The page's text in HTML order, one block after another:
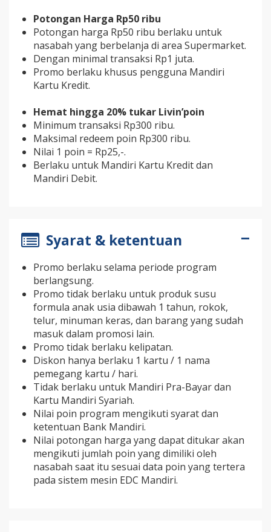
Potongan Harga Rp50 ribu
Potongan harga Rp50 ribu berlaku untuk
nasabah yang berbelanja di area Supermarket.
Dengan minimal transaksi Rp1 juta.
Promo berlaku khusus pengguna Mandiri
Kartu Kredit.
Hemat hingga 20% tukar Livin’poin
Minimum transaksi Rp300 ribu.
Maksimal redeem poin Rp300 ribu.
Nilai 1 poin = Rp25,-.
Berlaku untuk Mandiri Kartu Kredit dan
Mandiri Debit.
Syarat & ketentuan
Promo berlaku selama periode program
berlangsung.
Promo tidak berlaku untuk produk susu
formula anak usia dibawah 1 tahun, rokok,
telur, minuman keras, dan barang yang sudah
masuk dalam promosi lain.
Promo tidak berlaku kelipatan.
Diskon hanya berlaku 1 kartu / 1 nama
pemegang kartu / hari.
Tidak berlaku untuk Mandiri Pra-Bayar dan
Kartu Mandiri Syariah.
Nilai poin program mengikuti syarat dan
ketentuan Bank Mandiri.
Nilai potongan harga yang dapat ditukar akan
mengikuti jumlah poin yang dimiliki oleh
nasabah saat itu sesuai data poin yang tertera
pada sistem mesin EDC Mandiri.